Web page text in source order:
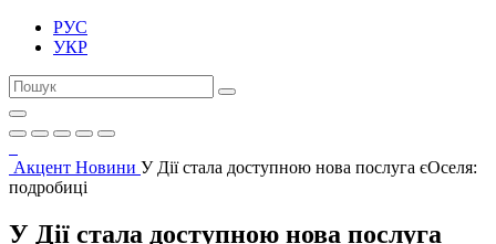
РУС
УКР
Акцент Новини У Дії стала доступною нова послуга єОселя:
подробиці
У Дії стала доступною нова послуга